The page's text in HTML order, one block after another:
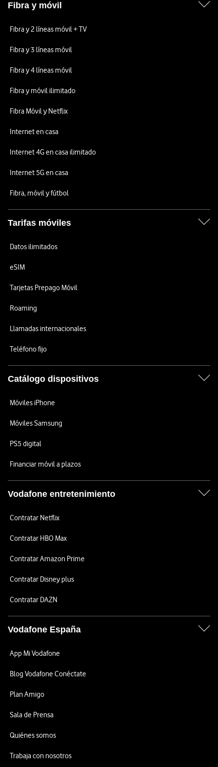
Fibra y móvil
Fibra y 2 líneas móvil + TV
Fibra y 3 líneas móvil
Fibra y 4 líneas móvil
Fibra y móvil ilimitado
Fibra Móvil y Netflix
Internet en casa
Internet 4G en casa ilimitado
Internet 5G en casa
Fibra, móvil y fútbol
Tarifas móviles
Datos ilimitados
eSIM
Tarjetas Prepago Móvil
Roaming
Llamadas internacionales
Teléfono fijo
Catálogo dispositivos
Móviles iPhone
Móviles Samsung
PS5 digital
Financiar móvil a plazos
Vodafone entretenimiento
Contratar Netflix
Contratar HBO Max
Contratar Amazon Prime
Contratar Disney plus
Contratar DAZN
Vodafone España
App Mi Vodafone
Blog Vodafone Conéctate
Plan Amigo
Sala de Prensa
Quiénes somos
Trabaja con nosotros